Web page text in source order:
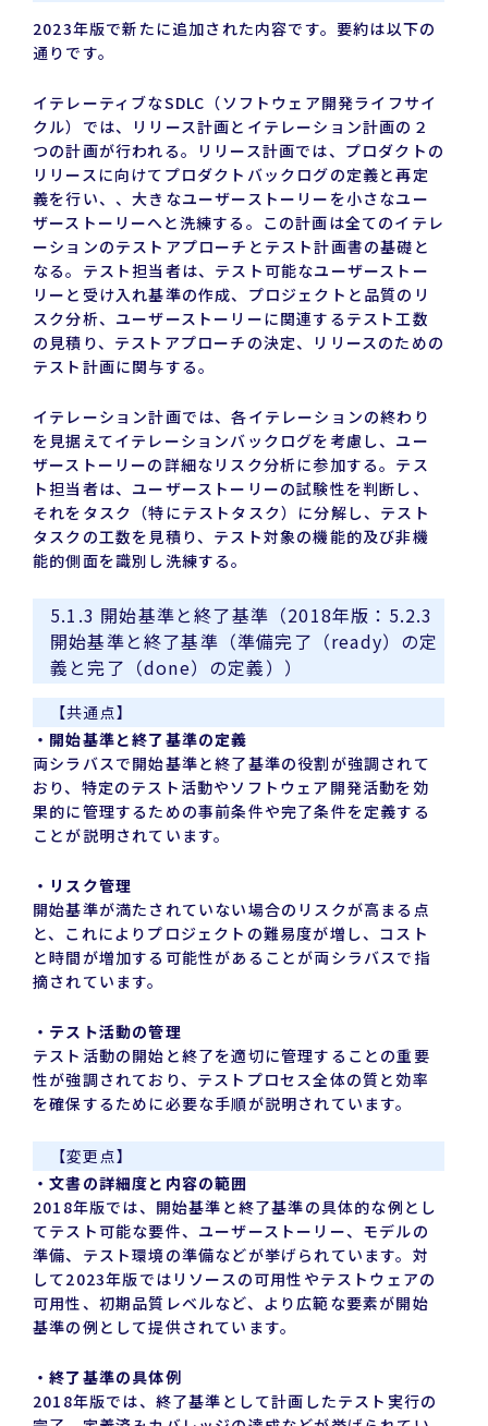
2023年版で新たに追加された内容です。要約は以下の
通りです。
イテレーティブなSDLC（ソフトウェア開発ライフサイ
クル）では、リリース計画とイテレーション計画の２
つの計画が行われる。リリース計画では、プロダクトの
リリースに向けてプロダクトバックログの定義と再定
義を行い、、大きなユーザーストーリーを小さなユー
ザーストーリーへと洗練する。この計画は全てのイテレ
ーションのテストアプローチとテスト計画書の基礎と
なる。テスト担当者は、テスト可能なユーザーストー
リーと受け入れ基準の作成、プロジェクトと品質のリ
スク分析、ユーザーストーリーに関連するテスト工数
の見積り、テストアプローチの決定、リリースのための
テスト計画に関与する。
イテレーション計画では、各イテレーションの終わり
を見据えてイテレーションバックログを考慮し、ユー
ザーストーリーの詳細なリスク分析に参加する。テス
ト担当者は、ユーザーストーリーの試験性を判断し、
それをタスク（特にテストタスク）に分解し、テスト
タスクの工数を見積り、テスト対象の機能的及び非機
能的側面を識別し洗練する。
5.1.3 開始基準と終了基準（2018年版：5.2.3
開始基準と終了基準（準備完了（ready）の定
義と完了（done）の定義））
【共通点】
・開始基準と終了基準の定義
両シラバスで開始基準と終了基準の役割が強調されて
おり、特定のテスト活動やソフトウェア開発活動を効
果的に管理するための事前条件や完了条件を定義する
ことが説明されています。
・リスク管理
開始基準が満たされていない場合のリスクが高まる点
と、これによりプロジェクトの難易度が増し、コスト
と時間が増加する可能性があることが両シラバスで指
摘されています。
・テスト活動の管理
テスト活動の開始と終了を適切に管理することの重要
性が強調されており、テストプロセス全体の質と効率
を確保するために必要な手順が説明されています。
【変更点】
・文書の詳細度と内容の範囲
2018年版では、開始基準と終了基準の具体的な例とし
てテスト可能な要件、ユーザーストーリー、モデルの
準備、テスト環境の準備などが挙げられています。対
して2023年版ではリソースの可用性やテストウェアの
可用性、初期品質レベルなど、より広範な要素が開始
基準の例として提供されています。
・終了基準の具体例
2018年版では、終了基準として計画したテスト実行の